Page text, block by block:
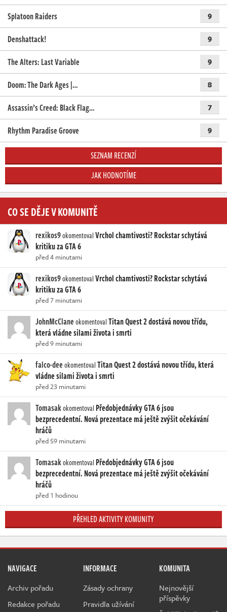
Splatoon Raiders 9
Denshattack! 9
The Alters: Last Variable 9
Doom: The Dark Ages |… 8
Assassin’s Creed: Black Flag… 7
Rhythm Paradise Groove 9
SEZNAM RECENZÍ
JAK HODNOTÍME
CO SE DĚJE V KOMUNITĚ
rexikos9okomentovalVrchol chamtivosti? Rockstar schytává
kritiku za GTA 6
před 4 minutami
rexikos9okomentovalVrchol chamtivosti? Rockstar schytává
kritiku za GTA 6
před 7 minutami
JohnMcClaneokomentovalTitan Quest 2 dostává novou třídu,
která vládne silami života i smrti
před 9 minutami
falco-deeokomentovalTitan Quest 2 dostává novou třídu, která
vládne silami života i smrti
před 23 minutami
Tomasakokomentoval Předobjednávky GTA 6 jsou
bezprecedentní. Nová prezentace má ještě zvýšit očekávání
hráčů
před 59 minutami
Tomasakokomentoval Předobjednávky GTA 6 jsou
bezprecedentní. Nová prezentace má ještě zvýšit očekávání
hráčů
před 1 hodinou
PŘEHLED AKTIVITY KOMUNITY
NAVIGACE
Archiv pořadu
Redakce pořadu
INFORMACE
Zásady ochrany
Pravidla užívání
KOMUNITA
Nejnovější
příspěvky